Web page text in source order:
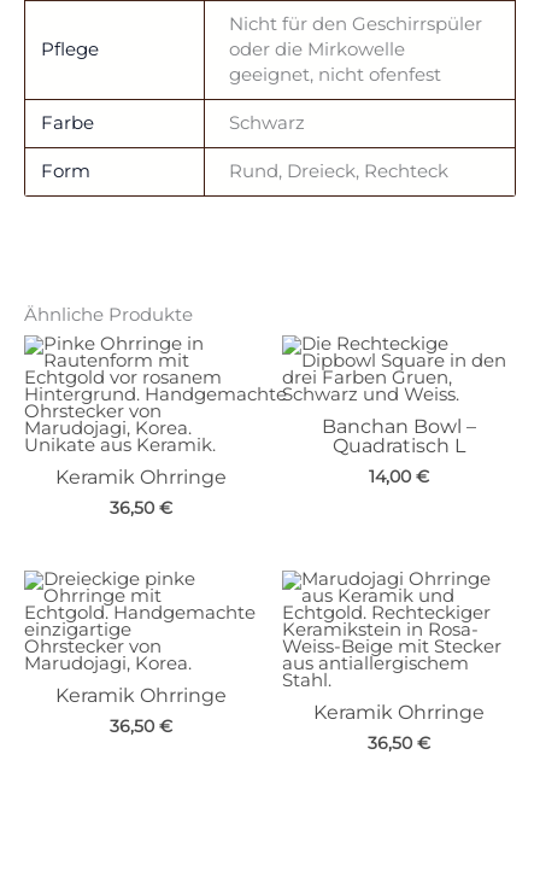
Pflege
Nicht für den Geschirrspüler
oder die Mirkowelle
geeignet, nicht ofenfest
Farbe Schwarz
Form Rund, Dreieck, Rechteck
Ähnliche Produkte
Keramik Ohrringe
36,50 €
Banchan Bowl –
Quadratisch L
14,00 €
Keramik Ohrringe
36,50 €
Keramik Ohrringe
36,50 €